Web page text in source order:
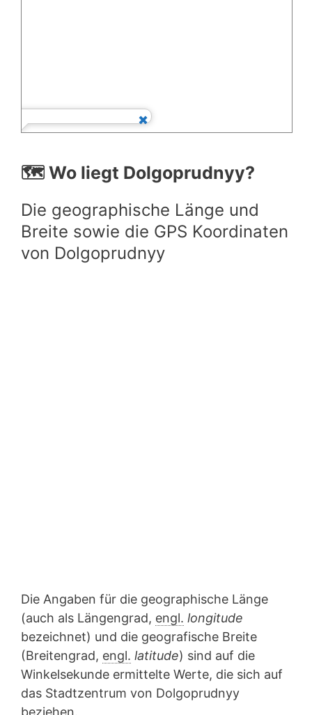
🗺️ Wo liegt Dolgoprudnyy?
Die geographische Länge und
Breite sowie die GPS Koordinaten
von Dolgoprudnyy
Die Angaben für die geographische Länge
(auch als Längengrad, engl. longitude
bezeichnet) und die geografische Breite
(Breitengrad, engl. latitude) sind auf die
Winkelsekunde ermittelte Werte, die sich auf
das Stadtzentrum von Dolgoprudnyy
beziehen.